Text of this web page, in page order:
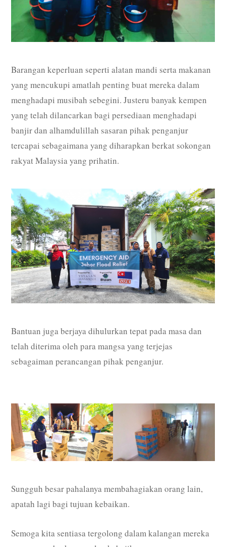
Barangan keperluan seperti alatan mandi serta makanan
yang mencukupi amatlah penting buat mereka dalam
menghadapi musibah sebegini. Justeru banyak kempen
yang telah dilancarkan bagi persediaan menghadapi
banjir dan alhamdulillah sasaran pihak penganjur
tercapai sebagaimana yang diharapkan berkat sokongan
rakyat Malaysia yang prihatin.
Bantuan juga berjaya dihulurkan tepat pada masa dan
telah diterima oleh para mangsa yang terjejas
sebagaiman perancangan pihak penganjur.
Sungguh besar pahalanya membahagiakan orang lain,
apatah lagi bagi tujuan kebaikan.
Semoga kita sentiasa tergolong dalam kalangan mereka